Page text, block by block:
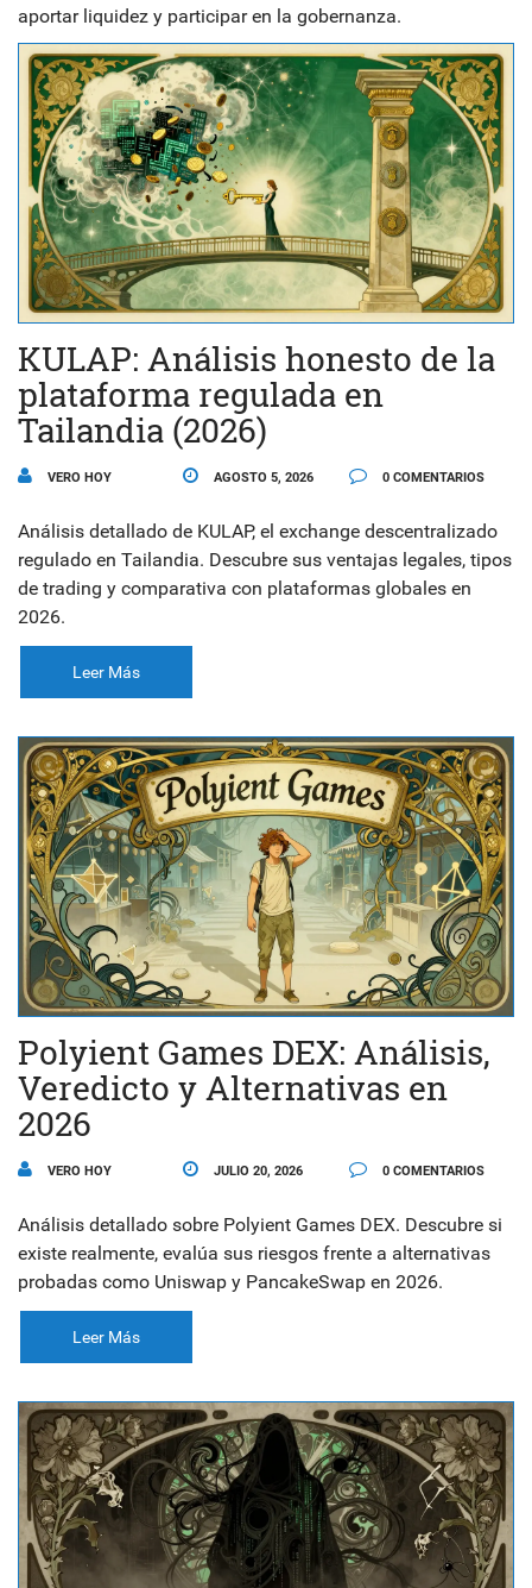
aportar liquidez y participar en la gobernanza.
KULAP: Análisis honesto de la
plataforma regulada en
Tailandia (2026)
VERO HOY AGOSTO 5, 2026 0 COMENTARIOS
Análisis detallado de KULAP, el exchange descentralizado
regulado en Tailandia. Descubre sus ventajas legales, tipos
de trading y comparativa con plataformas globales en
2026.
Leer Más
Polyient Games DEX: Análisis,
Veredicto y Alternativas en
2026
VERO HOY JULIO 20, 2026 0 COMENTARIOS
Análisis detallado sobre Polyient Games DEX. Descubre si
existe realmente, evalúa sus riesgos frente a alternativas
probadas como Uniswap y PancakeSwap en 2026.
Leer Más